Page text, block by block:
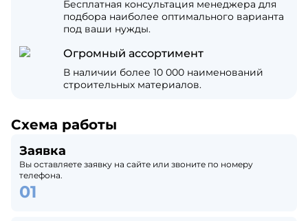
Бесплатная консультация менеджера для
подбора наиболее оптимального варианта
под ваши нужды.
Огромный ассортимент
В наличии более 10 000 наименований
строительных материалов.
Схема работы
Заявка
Вы оставляете заявку на сайте или звоните по номеру
телефона.